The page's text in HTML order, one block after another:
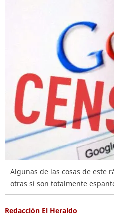
Algunas de las cosas de este
otras sí son totalmente
Redacción El Heraldo